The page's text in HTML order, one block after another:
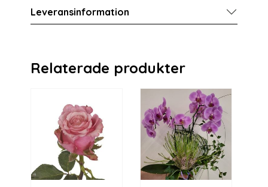
Leveransinformation
Relaterade produkter